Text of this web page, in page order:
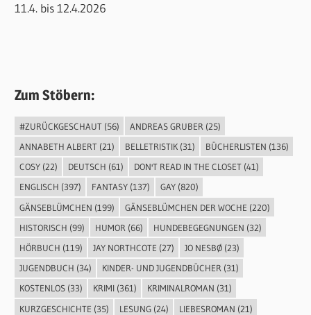
11.4. bis 12.4.2026
Zum Stöbern:
#ZURÜCKGESCHAUT(56) ANDREAS GRUBER (25)
ANNABETH ALBERT(21) BELLETRISTIK(31) BÜCHERLISTEN (136)
COSY(22) DEUTSCH (61) DON'T READ IN THE CLOSET(41)
ENGLISCH (397) FANTASY(137) GAY(820)
GÄNSEBLÜMCHEN (199) GÄNSEBLÜMCHEN DER WOCHE (220)
HISTORISCH (99) HUMOR (66) HUNDEBEGEGNUNGEN (32)
HÖRBUCH (119) JAY NORTHCOTE (27) JO NESBØ(23)
JUGENDBUCH (34) KINDER- UND JUGENDBÜCHER (31)
KOSTENLOS(33) KRIMI(361) KRIMINALROMAN (31)
KURZGESCHICHTE (35) LESUNG(24) LIEBESROMAN (21)